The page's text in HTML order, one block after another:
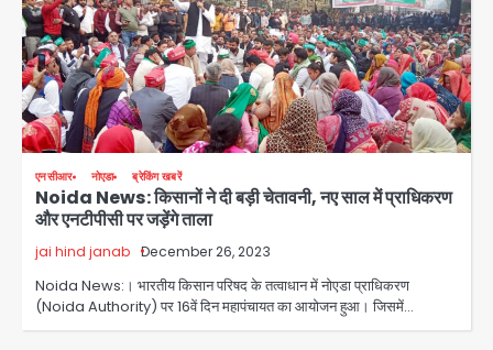
एनसीआर नोएडा ब्रेकिंग खबरें
Noida News: किसानों ने दी बड़ी चेतावनी, नए साल में प्राधिकरण
और एनटीपीसी पर जड़ेंगे ताला
jai hind janab December 26, 2023
Noida News:। भारतीय किसान परिषद के तत्वाधान में नोएडा प्राधिकरण
(Noida Authority) पर 16वें दिन महापंचायत का आयोजन हुआ। जिसमें…
3
पर सुप्रीम कोर्ट को दी फिर चुनौती
Avinash Kumar
4
पुरा महादेव से बेटियों के स्वास्थ्य और सुरक्षा का
संदेश
Team JHJ
अब पहला स्थान हासिल करना लक्ष्य: डीएम
दिल्ली-एनसीआर में बारिश से जनजीवन बेहाल,
उत्तराखंड और यूपी में बाढ़ का कहर, गंगा समेत